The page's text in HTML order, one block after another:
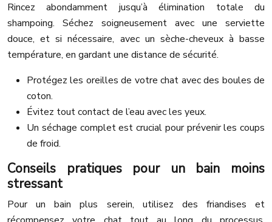
Rincez abondamment jusqu’à élimination totale du
shampoing. Séchez soigneusement avec une serviette
douce, et si nécessaire, avec un sèche-cheveux à basse
température, en gardant une distance de sécurité.
Protégez les oreilles de votre chat avec des boules de
coton.
Évitez tout contact de l’eau avec les yeux.
Un séchage complet est crucial pour prévenir les coups
de froid.
Conseils pratiques pour un bain moins
stressant
Pour un bain plus serein, utilisez des friandises et